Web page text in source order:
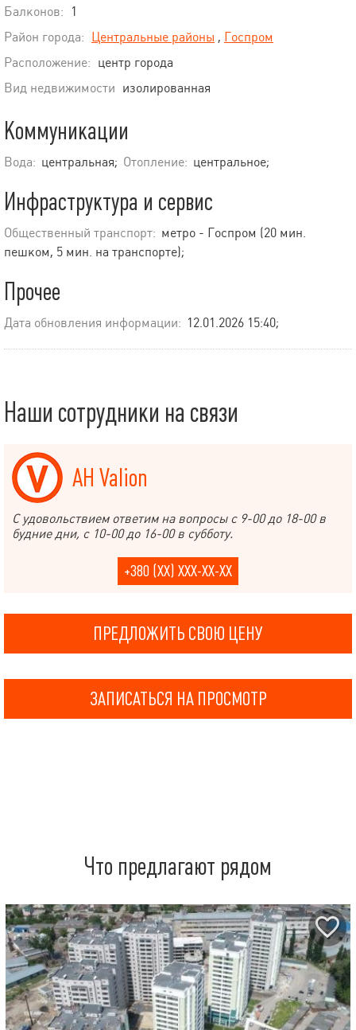
Балконов:
1
Район города: Центральные районы , Госпром
Расположение: центр города
Вид недвижимости изолированная
Коммуникации
Вода: центральная; Отопление: центральное;
Инфраструктура и сервис
Общественный транспорт: метро - Госпром (20 мин.
пешком, 5 мин. на транспорте);
Прочее
Дата обновления информации: 12.01.2026 15:40;
Наши сотрудники на связи
АН Valion
С удовольствием ответим на вопросы с 9-00 до 18-00 в
будние дни, с 10-00 до 16-00 в субботу.
+380 (XX) XXX-XX-XX
ПРЕДЛОЖИТЬ СВОЮ ЦЕНУ
ЗАПИСАТЬСЯ НА ПРОСМОТР
Что предлагают рядом